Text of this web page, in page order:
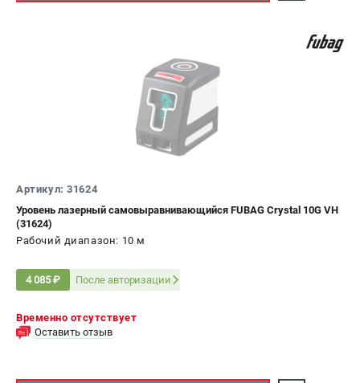
Артикул: 31624
Уровень лазерный самовыравнивающийся FUBAG Crystal 10G VH
(31624)
Рабочий диапазон: 10 м
4 085 ₽ После авторизации
Временно отсутствует
Оставить отзыв